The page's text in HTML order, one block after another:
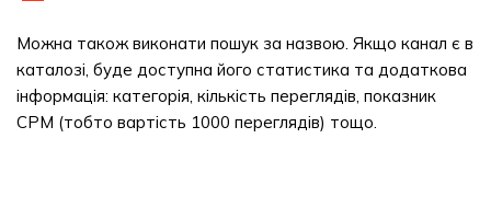
Можна також виконати пошук за назвою. Якщо канал є в
каталозі, буде доступна його статистика та додаткова
інформація: категорія, кількість переглядів, показник
CPM (тобто вартість 1000 переглядів) тощо.